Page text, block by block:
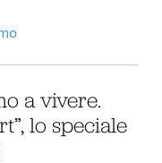
a vivere.
lo speciale